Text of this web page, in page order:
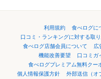
利用規約 食べログに
口コミ・ランキングに対する取
食べログ店舗会員について
広
機能改善要望
口コミガ
食べログプレミアム無料クー
個人情報保護方針
外部送信（オ